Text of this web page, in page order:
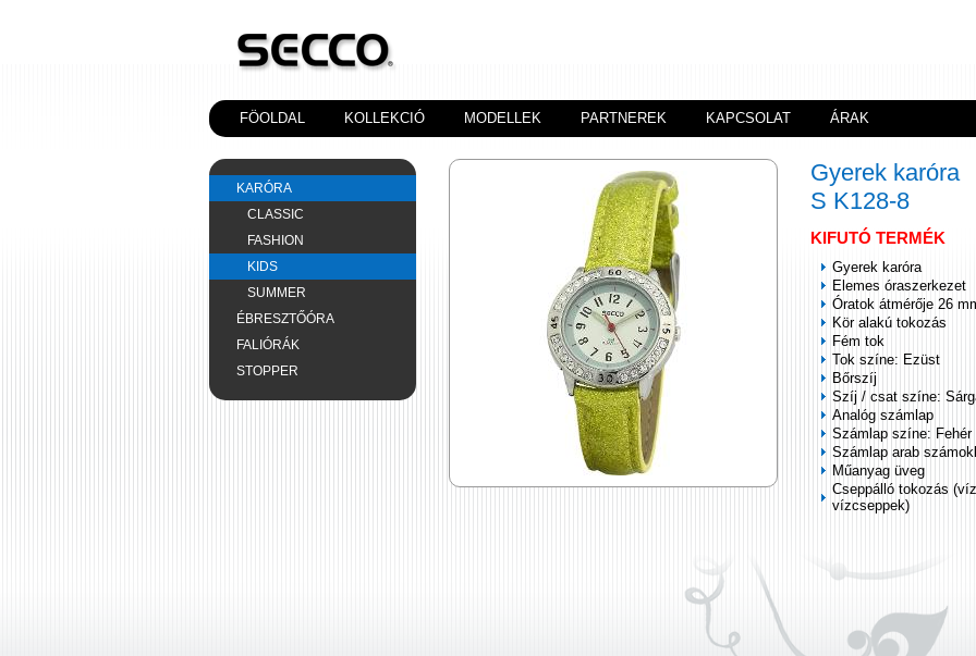
FÖOLDAL KOLLEKCIÓ MODELLEK PARTNEREK KAPCSOLAT ÁRAK
KARÓRA
CLASSIC
FASHION
KIDS
SUMMER
ÉBRESZTŐÓRA
FALIÓRÁK
STOPPER
Gyerek karóra
S K128-8
KIFUTÓ TERMÉK
Gyerek karóra
Elemes óraszerkezet
Óratok átmérője 26
Kör alakú tokozás
Fém tok
Tok színe: Ezüst
Bőrszíj
Szíj / csat színe:
Analóg számlap
Számlap színe: Fehér
Számlap arab
Műanyag üveg
Cseppálló tokozás
vízcseppek)